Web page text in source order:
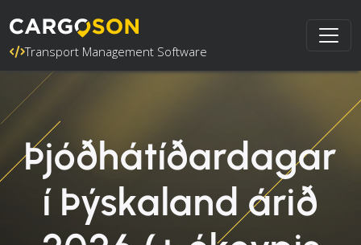
Transport Management Software
Þjóðhátíðardagar
í Þýskaland árið